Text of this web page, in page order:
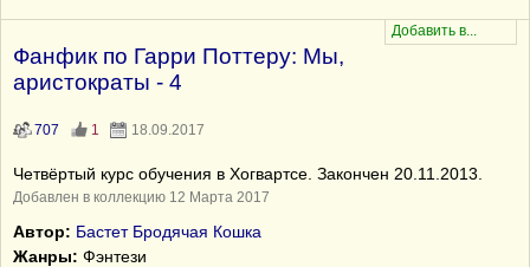
Фанфик по Гарри Поттеру: Мы,
аристократы - 4
707 1 18.09.2017
Четвёртый курс обучения в Хогвартсе. Закончен 20.11.2013.
Добавлен в коллекцию 12 Марта 2017
Автор: Бастет Бродячая Кошка
Жанры: Фэнтези